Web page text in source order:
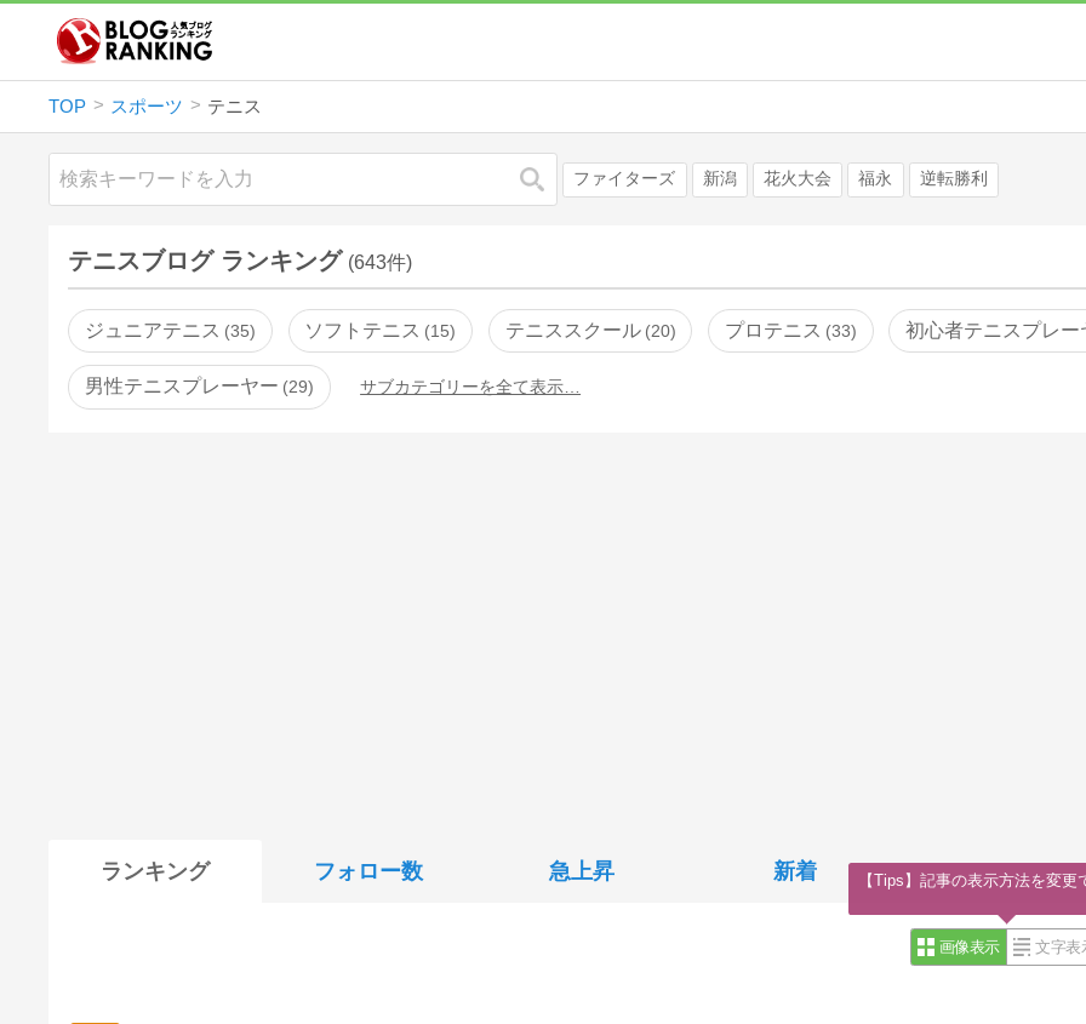
TOP スポーツ テニス
検索 ファイターズ 新潟 花火大会 福永 逆転勝利
テニスブログ ランキング (643件)
ジュニアテニス 35 ソフトテニス 15 テニススクール 20 プロテニス 33 初心者テニスプレー
男性テニスプレーヤー 29 サブカテゴリーを全て表示…
ランキング フォロー数 急上昇 新着
画像表示 文字表
【Tips】記事の表示方法を変更